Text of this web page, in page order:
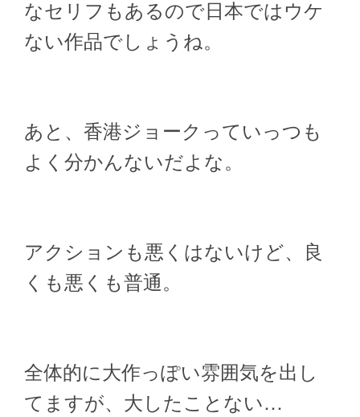
なセリフもあるので日本ではウケ
ない作品でしょうね。
あと、香港ジョークっていっつも
よく分かんないだよな。
アクションも悪くはないけど、良
くも悪くも普通。
全体的に大作っぽい雰囲気を出し
てますが、大したことない…